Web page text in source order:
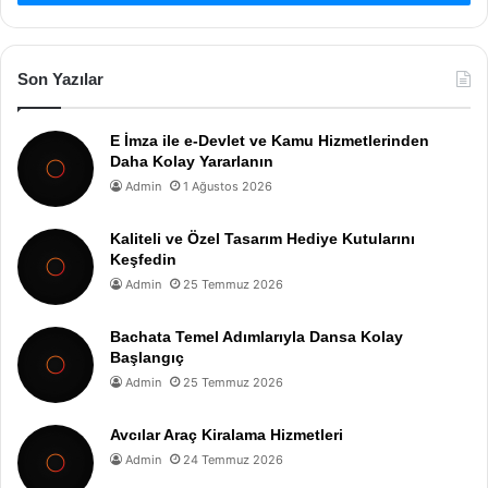
Son Yazılar
E İmza ile e-Devlet ve Kamu Hizmetlerinden
Daha Kolay Yararlanın
Admin 1 Ağustos 2026
Kaliteli ve Özel Tasarım Hediye Kutularını
Keşfedin
Admin 25 Temmuz 2026
Bachata Temel Adımlarıyla Dansa Kolay
Başlangıç
Admin 25 Temmuz 2026
Avcılar Araç Kiralama Hizmetleri
Admin 24 Temmuz 2026